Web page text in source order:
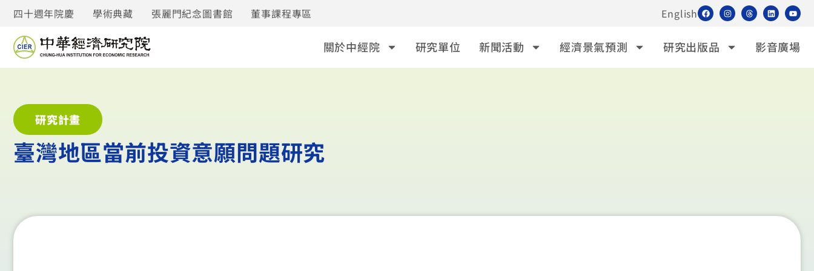
四十週年院慶 學術典藏 張麗門紀念圖書館 董事課程專區 English
關於中經院 研究單位 新聞活動 經濟景氣預測 研究出版品 影音廣場
研究計畫
臺灣地區當前投資意願問題研究